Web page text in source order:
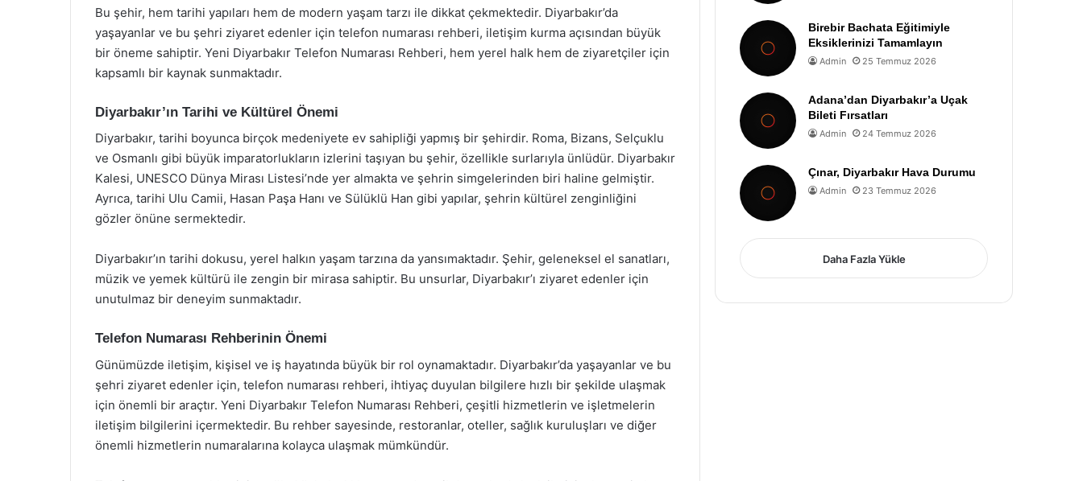
Bu şehir, hem tarihi yapıları hem de modern yaşam tarzı ile dikkat çekmektedir. Diyarbakır’da
yaşayanlar ve bu şehri ziyaret edenler için telefon numarası rehberi, iletişim kurma açısından büyük
bir öneme sahiptir. Yeni Diyarbakır Telefon Numarası Rehberi, hem yerel halk hem de ziyaretçiler için
kapsamlı bir kaynak sunmaktadır.
Diyarbakır’ın Tarihi ve Kültürel Önemi
Diyarbakır, tarihi boyunca birçok medeniyete ev sahipliği yapmış bir şehirdir. Roma, Bizans, Selçuklu
ve Osmanlı gibi büyük imparatorlukların izlerini taşıyan bu şehir, özellikle surlarıyla ünlüdür. Diyarbakır
Kalesi, UNESCO Dünya Mirası Listesi’nde yer almakta ve şehrin simgelerinden biri haline gelmiştir.
Ayrıca, tarihi Ulu Camii, Hasan Paşa Hanı ve Sülüklü Han gibi yapılar, şehrin kültürel zenginliğini
gözler önüne sermektedir.
Diyarbakır’ın tarihi dokusu, yerel halkın yaşam tarzına da yansımaktadır. Şehir, geleneksel el sanatları,
müzik ve yemek kültürü ile zengin bir mirasa sahiptir. Bu unsurlar, Diyarbakır’ı ziyaret edenler için
unutulmaz bir deneyim sunmaktadır.
Telefon Numarası Rehberinin Önemi
Günümüzde iletişim, kişisel ve iş hayatında büyük bir rol oynamaktadır. Diyarbakır’da yaşayanlar ve bu
şehri ziyaret edenler için, telefon numarası rehberi, ihtiyaç duyulan bilgilere hızlı bir şekilde ulaşmak
için önemli bir araçtır. Yeni Diyarbakır Telefon Numarası Rehberi, çeşitli hizmetlerin ve işletmelerin
iletişim bilgilerini içermektedir. Bu rehber sayesinde, restoranlar, oteller, sağlık kuruluşları ve diğer
önemli hizmetlerin numaralarına kolayca ulaşmak mümkündür.
Birebir Bachata Eğitimiyle
Eksiklerinizi Tamamlayın
Admin 25 Temmuz 2026
Adana’dan Diyarbakır’a Uçak
Bileti Fırsatları
Admin 24 Temmuz 2026
Çınar, Diyarbakır Hava Durumu
Admin 23 Temmuz 2026
Daha Fazla Yükle